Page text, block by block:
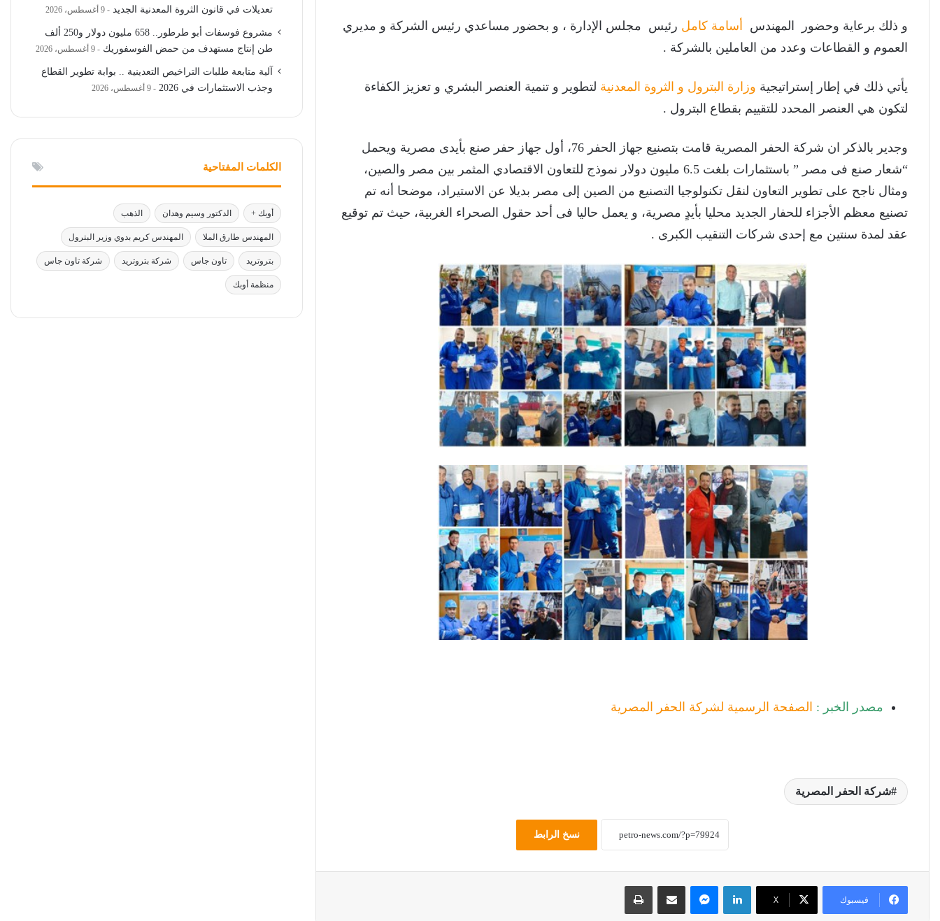
و ذلك برعاية وحضور المهندس أسامة كامل رئيس مجلس الإدارة ، و بحضور مساعدي رئيس الشركة و مديري
العموم و القطاعات وعدد من العاملين بالشركة .
يأتي ذلك في إطار إستراتيجية وزارة البترول و الثروة المعدنية لتطوير و تنمية العنصر البشري و تعزيز الكفاءة
لتكون هي العنصر المحدد للتقييم بقطاع البترول .
وجدير بالذكر ان شركة الحفر المصرية قامت بتصنيع جهاز الحفر 76، أول جهاز حفر صنع بأيدى مصرية ويحمل
“شعار صنع فى مصر ” باستثمارات بلغت 6.5 مليون دولار نموذج للتعاون الاقتصادي المثمر بين مصر والصين،
ومثال ناجح على تطوير التعاون لنقل تكنولوجيا التصنيع من الصين إلى مصر بديلا عن الاستيراد، موضحا أنه تم
تصنيع معظم الأجزاء للحفار الجديد محليا بأيدٍ مصرية، و يعمل حاليا فى أحد حقول الصحراء الغربية، حيث تم توقيع
عقد لمدة سنتين مع إحدى شركات التنقيب الكبرى .
مصدر الخبر : الصفحة الرسمية لشركة الحفر المصرية
شركة الحفر المصرية
نسخ الرابط
فيسبوك ‫X
لينكدإن ماسنجر مشاركة عبر البريد طباعة
تعديلات في قانون الثروة المعدنية الجديد
9 أغسطس، 2026
مشروع فوسفات أبو طرطور.. 658 مليون دولار و250 ألف
طن إنتاج مستهدف من حمض الفوسفوريك
9 أغسطس، 2026
آلية متابعة طلبات التراخيص التعدينية .. بوابة تطوير القطاع
وجذب الاستثمارات في 2026
9 أغسطس، 2026
الكلمات المفتاحية
أوبك + الدكتور وسيم وهدان الذهب
المهندس طارق الملا المهندس كريم بدوي وزير البترول
بتروتريد تاون جاس شركة بتروتريد شركة تاون جاس
منظمة أوبك